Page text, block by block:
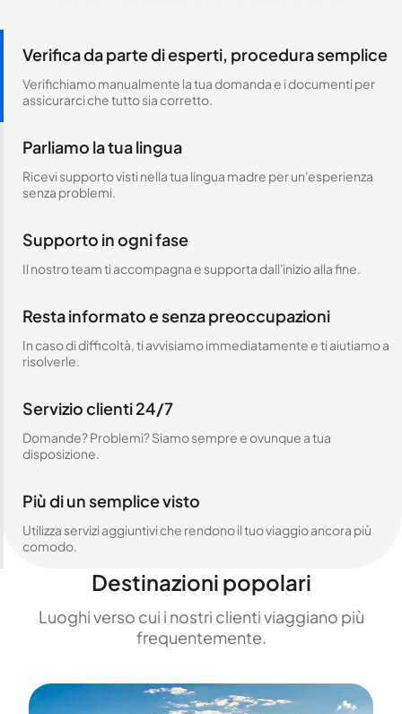
Verifica da parte di esperti, procedura semplice
Verifichiamo manualmente la tua domanda e i documenti per
assicurarci che tutto sia corretto.
Parliamo la tua lingua
Ricevi supporto visti nella tua lingua madre per un'esperienza
senza problemi.
Supporto in ogni fase
Il nostro team ti accompagna e supporta dall'inizio alla fine.
Resta informato e senza preoccupazioni
In caso di difficoltà, ti avvisiamo immediatamente e ti aiutiamo a
risolverle.
Servizio clienti 24/7
Domande? Problemi? Siamo sempre e ovunque a tua
disposizione.
Più di un semplice visto
Utilizza servizi aggiuntivi che rendono il tuo viaggio ancora più
comodo.
Destinazioni popolari
Luoghi verso cui i nostri clienti viaggiano più
frequentemente.